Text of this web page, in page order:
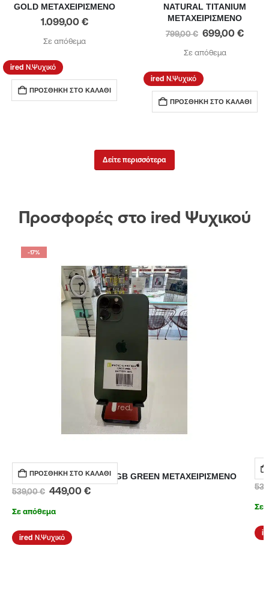
GOLD ΜΕΤΑΧΕΙΡΙΣΜΕΝΟ
1.099,00 €
Σε απόθεμα
Ν.Ψυχικό
ΠΡΟΣΘΉΚΗ ΣΤΟ ΚΑΛΆΘΙ
NATURAL TITANIUM
ΜΕΤΑΧΕΙΡΙΣΜΕΝΟ
799,00€ 699,00 €
Σε απόθεμα
Ν.Ψυχικό
ΠΡΟΣΘΉΚΗ ΣΤΟ ΚΑΛΆΘΙ
Δείτε περισσότερα
Προσφορές στο ired Ψυχικού
-17%
ΠΡΟΣΘΉΚΗ ΣΤΟ ΚΑΛΆΘΙ
IPHONE 13-PRO-MAX 128GB GREEN ΜΕΤΑΧΕΙΡΙΣΜΕΝΟ
539,00€ 449,00 €
Σε απόθεμα
Ν.Ψυχικό
Σε